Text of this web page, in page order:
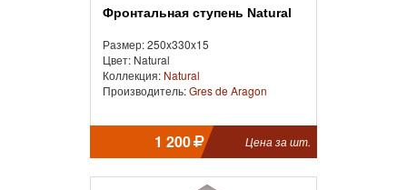
Фронтальная ступень Natural
Размер: 250x330x15
Цвет: Natural
Коллекция: Natural
Производитель:Gres de Aragon
1 200 Цена за шт.